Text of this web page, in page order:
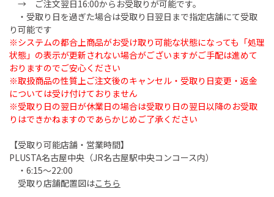
→ ご注文翌日16:00からお受取りが可能です。
・受取り日を過ぎた場合は受取り日翌日まで指定店舗にて受取
り可能です
※システムの都合上商品がお受け取り可能な状態になっても「処理
状態」の表示が更新されない場合がございますがご手配は進めて
おりますのでご安心ください
※取扱商品の性質上ご注文後のキャンセル・受取り日変更・返金
については受け付けておりません
※受取り日の翌日が休業日の場合は受取り日の翌日以降のお受取
りはできかねますのであらかじめご了承ください
【受取り可能店舗・営業時間】
PLUSTA名古屋中央（JR名古屋駅中央コンコース内）
・6:15～22:00
受取り店舗配置図はこちら